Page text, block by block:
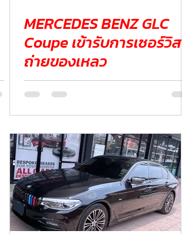
MERCEDES BENZ GLC
Coupe เข้ารับการเซอร์วิส
ถ่ายของเหลว